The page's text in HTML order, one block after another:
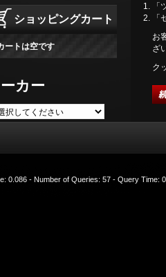
ショッピングカート
ートは空です
カー
お
ざ
ク
0.086 - Number of Queries: 57 - Query Time: